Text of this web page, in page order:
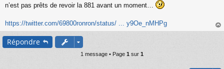
a
e
n
o
n
n’est pas prêts de revoir la 881 avant un moment…
https://twitter.com/69800ronron/status/ ... y9Oe_nMHPg
au
Répondre
1 message • Page 1 sur 1